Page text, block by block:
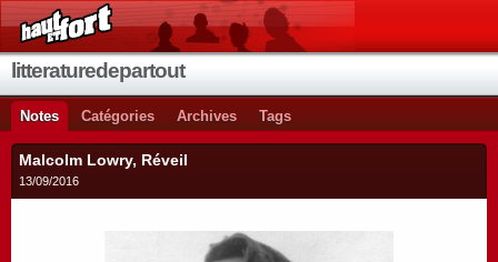
litteraturedepartout
Notes Catégories Archives Tags
Malcolm Lowry, Réveil
13/09/2016